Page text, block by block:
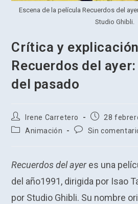
Escena de la película Recuerdos del
Studio Ghibli.
Crítica y
Recuerdos del
del pasado
Autor
de
la
Irene Carretero
Publicación
de
la
28
Categoría
Animación
Comentarios
Sin
Recuerdos del ayeres una
del año1991, dirigida por Isao
por Studio Ghibli. Su nombre